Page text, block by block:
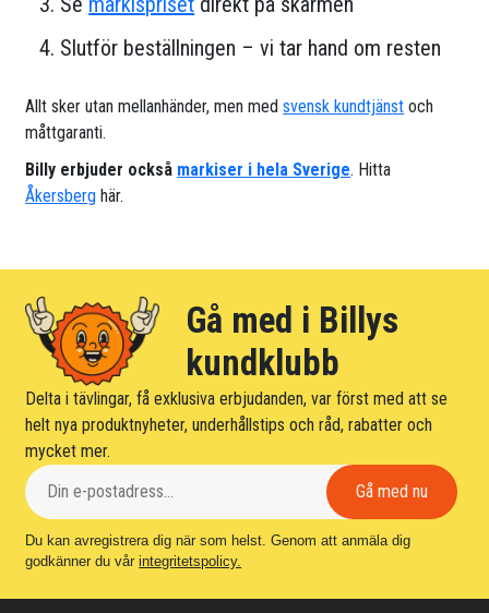
Slutför beställningen – vi tar hand om resten
Allt sker utan mellanhänder, men medsvensk kundtjänst och
måttgaranti.
Billy erbjuder också markiser i hela Sverige. Hitta
Åkersberg här.
Gå med i Billys
kundklubb
Delta i tävlingar, få exklusiva erbjudanden, var först med att se
helt nya produktnyheter, underhållstips och råd, rabatter och
mycket mer.
Du kan avregistrera dig när som helst. Genom att anmäla dig
godkänner du vårintegritetspolicy.